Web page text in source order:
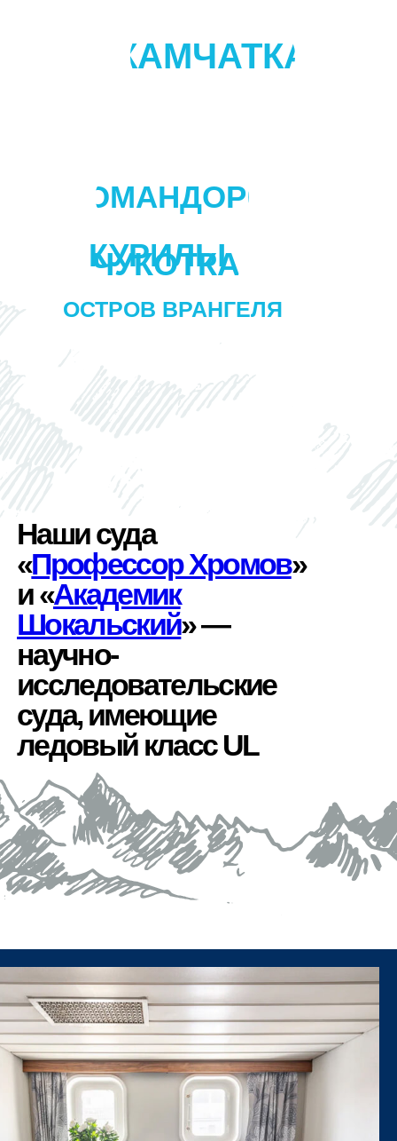
КУРИЛЫ
ЧУКОТКА
КАМЧАТКА
КОМАНДОРЫ
ОСТРОВ ВРАНГЕЛЯ
Наши суда
«Профессор Хромов»
и «Академик
Шокальский» —
научно-
исследовательские
суда, имеющие
ледовый класс UL